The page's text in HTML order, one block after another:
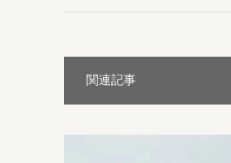
関連記事